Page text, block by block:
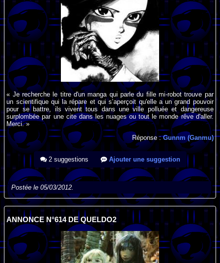
« Je recherche le titre d'un manga qui parle du fille mi-robot trouve par
un scientifique qui la répare et qui s’aperçoit qu'elle a un grand pouvoir
pour se battre, ils vivent tous dans une ville polluée et dangereuse
surplombée par une cite dans les nuages ou tout le monde rêve d'aller.
Merci. »
Réponse :Gunnm (Ganmu)
2 suggestions Ajouter une suggestion
Postée le 05/03/2012.
ANNONCE N°614 DE QUELDO2